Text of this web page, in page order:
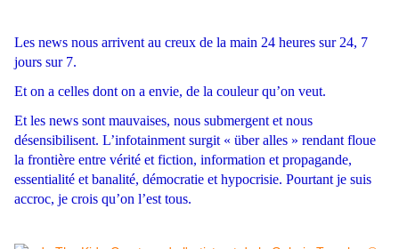
Les news nous arrivent au creux de la main 24 heures sur 24, 7
jours sur 7.
Et on a celles dont on a envie, de la couleur qu’on veut.
Et les news sont mauvaises, nous submergent et nous
désensibilisent. L’infotainment surgit « über alles » rendant floue
la frontière entre vérité et fiction, information et propagande,
essentialité et banalité, démocratie et hypocrisie. Pourtant je suis
accroc, je crois qu’on l’est tous.